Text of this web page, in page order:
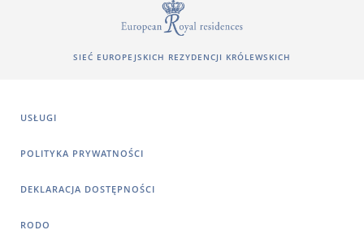
SIEĆ EUROPEJSKICH REZYDENCJI KRÓLEWSKICH
USŁUGI
POLITYKA PRYWATNOŚCI
DEKLARACJA DOSTĘPNOŚCI
RODO